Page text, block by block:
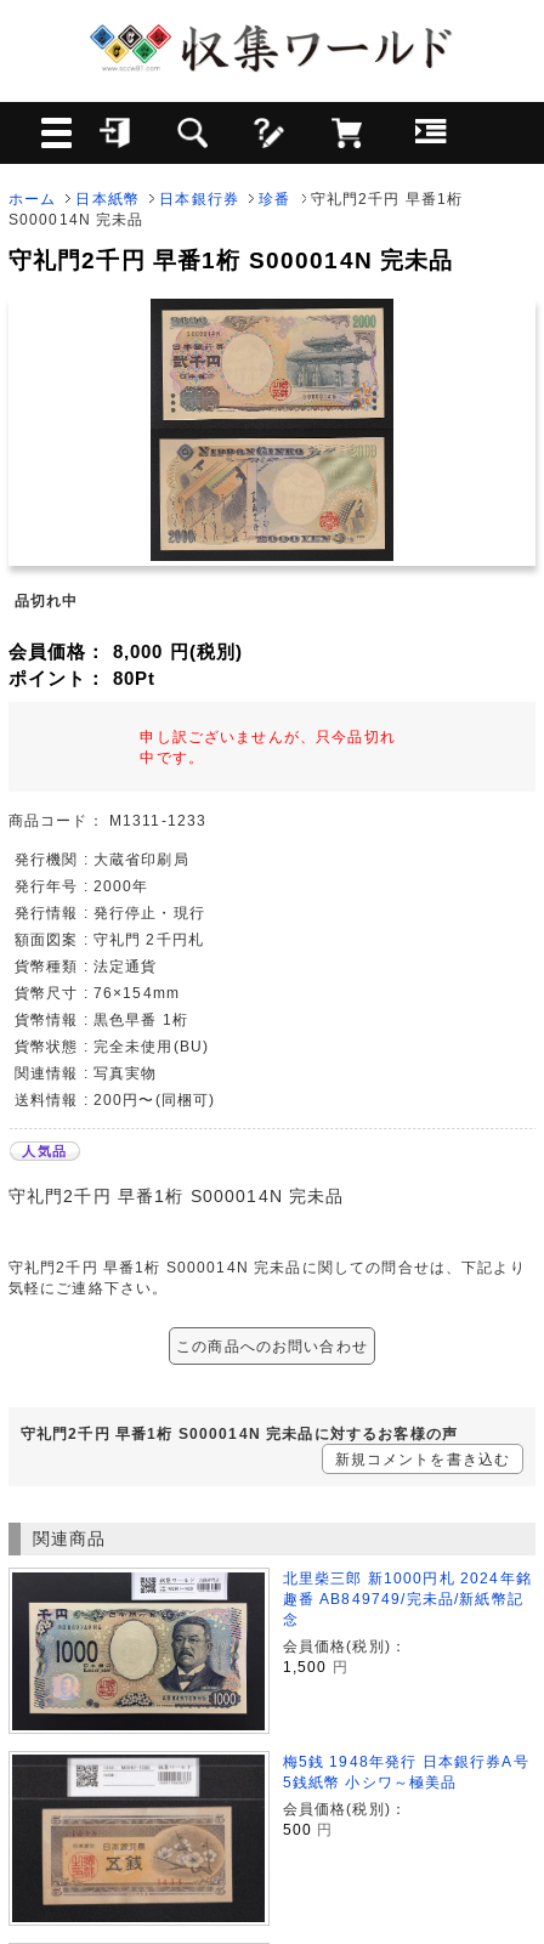
ホーム 日本紙幣 日本銀行券 珍番
守礼門2千円 早番1桁
S000014N 完未品
守礼門2千円 早番1桁 S000014N 完未品
品切れ中
会員価格： 8,000 円(税別)
ポイント： 80Pt
申し訳ございませんが、只今品切れ
中です。
商品コード： M1311-1233
発行機関 : 大蔵省印刷局
発行年号 : 2000年
発行情報 : 発行停止・現行
額面図案 : 守礼門 2千円札
貨幣種類 : 法定通貨
貨幣尺寸 : 76×154mm
貨幣情報 : 黒色早番 1桁
貨幣状態 : 完全未使用(BU)
関連情報 : 写真実物
送料情報 : 200円〜(同梱可)
人気品
守礼門2千円 早番1桁 S000014N 完未品
守礼門2千円 早番1桁 S000014N 完未品に関しての問合せは、下記より
気軽にご連絡下さい。
この商品へのお問い合わせ
守礼門2千円 早番1桁 S000014N 完未品に対するお客様の声
新規コメントを書き込む
関連商品
北里柴三郎 新1000円札 2024年銘
趣番 AB849749/完未品/新紙幣記
念
会員価格(税別)：
1,500
円
梅5銭 1948年発行 日本銀行券A号
5銭紙幣 小シワ～極美品
会員価格(税別)：
500 円